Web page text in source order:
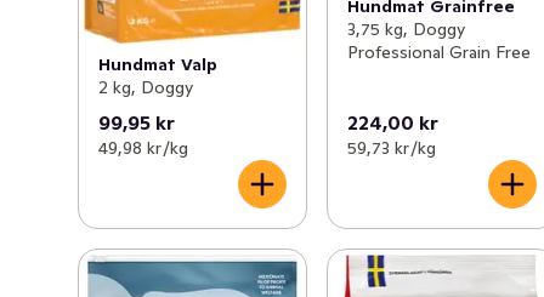
Hundmat Valp
2 kg, Doggy
99,95 kr
49,98 kr /kg
Hundmat Grainfree
3,75 kg, Doggy
Professional Grain Free
224,00 kr
59,73 kr /kg